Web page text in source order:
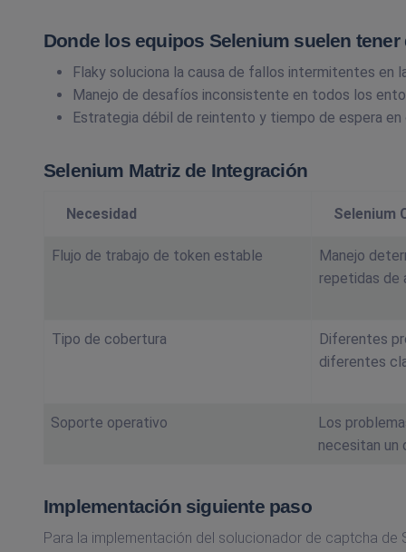
Donde los equipos Selenium suelen
Flaky soluciona la causa de fallos intermitentes en
Manejo de desafíos inconsistente en todos los
Estrategia débil de reintento y tiempo de espera
Selenium Matriz de Integración
Necesidad Selenium
Flujo de trabajo de token estable
Manejo
repetidas de
Tipo de cobertura
Diferentes
diferentes
Soporte operativo
Los
necesitan un
Implementación siguiente paso
Para la implementación del solucionador de captcha